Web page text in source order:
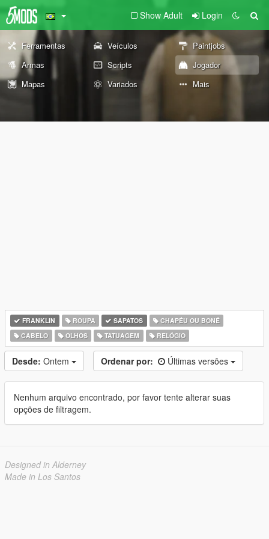
Show Adult Login
Ferramentas Veículos
Paintjobs
Armas
Scripts
Jogador
Mapas
Variados Mais
FRANKLIN ROUPA SAPATOS
CHAPÉU OU BONÉ
CABELO
OLHOS TATUAGEM RELÓGIO
Desde: Ontem Ordenar por: Últimas versões
Nenhum arquivo encontrado, por favor tente alterar suas
opções de filtragem.
Designed in Alderney
Made in Los Santos